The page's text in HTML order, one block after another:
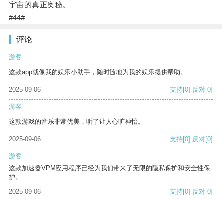
宇宙的真正奥秘。
#44#
评论
游客
这款app就像我的娱乐小助手，随时随地为我的娱乐提供帮助。
2025-09-06 支持[0] 反对[0]
游客
这款游戏的音乐非常优美，听了让人心旷神怡。
2025-09-06 支持[0] 反对[0]
游客
这款加速器VPM应用程序已经为我们带来了无限的隐私保护和安全性保
护。
2025-09-06
支持[0] 反对[0]